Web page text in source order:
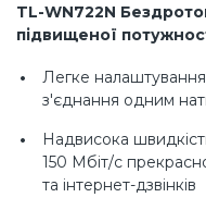
TL-WN722N
підвищеної
Легке
з'єднання одним
Надвисока
150 Мбіт/с
та інтернет-дзвінків